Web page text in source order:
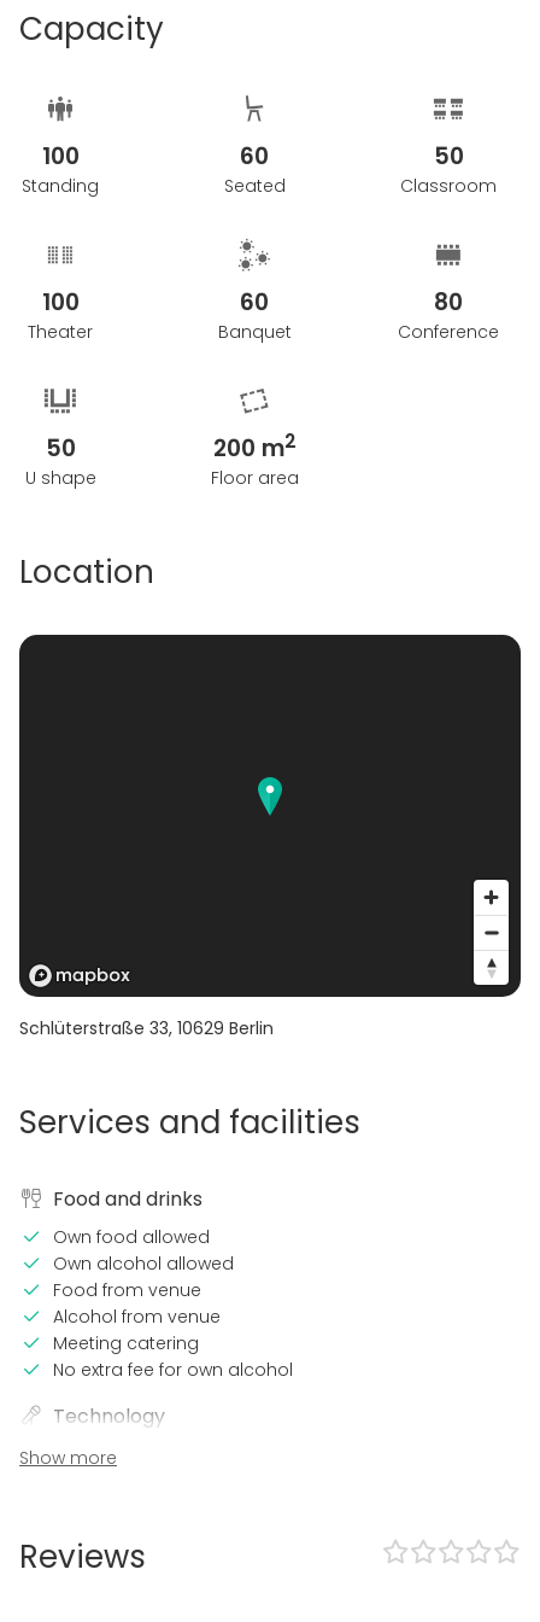
Capacity
100
Standing
60
Seated
50
Classroom
100
Theater
60
Banquet
80
Conference
50
U shape
200 m2
Floor area
Location
Schlüterstraße 33, 10629 Berlin
Services and facilities
Food and drinks
Own food allowed
Own alcohol allowed
Food from venue
Alcohol from venue
Meeting catering
No extra fee for own alcohol
Technology
Wi-Fi
Video conferencing equipment
Show more
Reviews